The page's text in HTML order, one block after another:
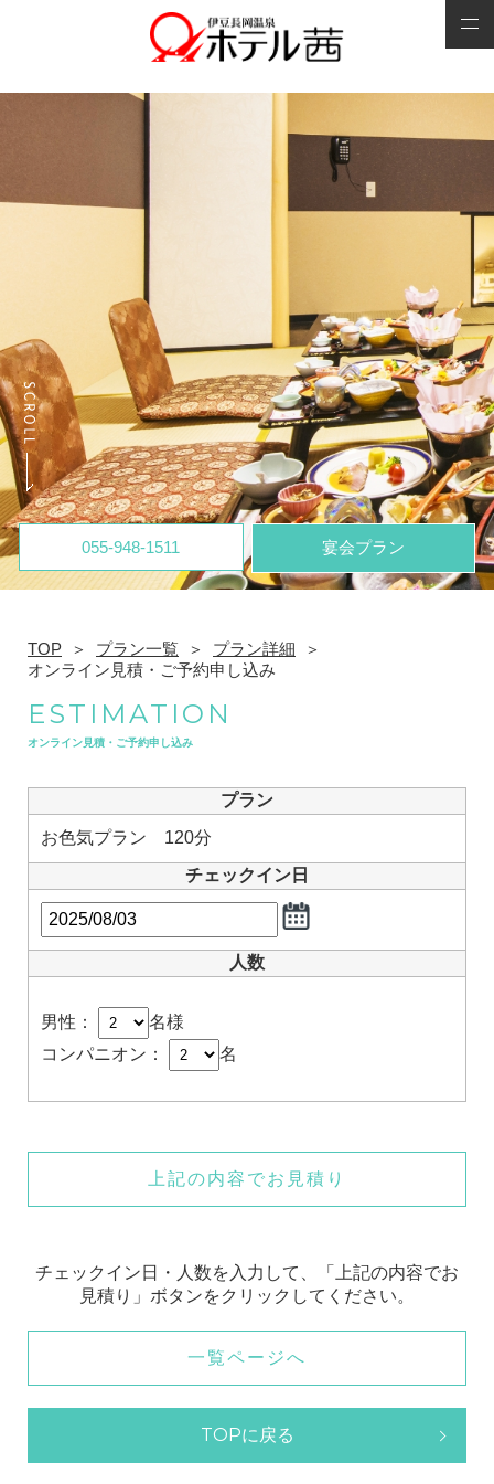
055-948-1511 宴会プラン
TOP プラン一覧
プラン詳細
オンライン見積・ご予約申し込み
ESTIMATION
オンライン見積・ご予約申し込み
プラン
お色気プラン 120分
チェックイン日
人数
男性：
名様
コンパニオン：
名
上記の内容でお見積り
チェックイン日・人数を入力して、「上記の内容でお
見積り」ボタンをクリックしてください。
一覧ページへ
TOPに戻る